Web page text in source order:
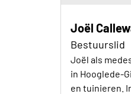
Joël
Bestuurslid
Joël als
in Hooglede-
en tuinieren.